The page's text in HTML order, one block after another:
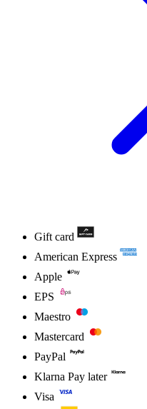
Gift card
American Express
Apple
EPS
Maestro
Mastercard
PayPal
Klarna Pay later
Visa